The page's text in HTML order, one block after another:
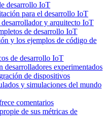
desarrollo IoT
para el desarrollo IoT
y arquitecto IoT
de desarrollo IoT
y los ejemplos de código de
de desarrollo IoT
desarrolladores experimentados
de dispositivos
y simulaciones del mundo
comentarios
de sus métricas de